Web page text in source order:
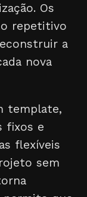
Os
repetitivo
a
nova
template,
fixos e
flexíveis
sem